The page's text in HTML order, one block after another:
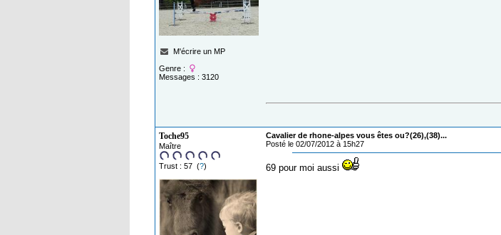
M'écrire un MP
Genre :
Messages : 3120
Toche95
Maître
Trust : 57 (?)
Cavalier de rhone-alpes vous êtes ou?(26),(38)...
Posté le 02/07/2012 à 15h27
69 pour moi aussi